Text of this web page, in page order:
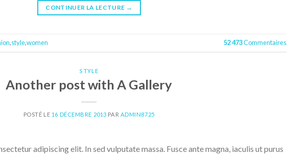
CONTINUER LA LECTURE →
,style,women 52 473Commentaires
STYLE
Another post with A Gallery
POSTÉ LE 16 DÉCEMBRE 2013 PAR ADMIN8725
adipiscing elit. In sed vulputate massa. Fusce ante magna, iaculis ut purus